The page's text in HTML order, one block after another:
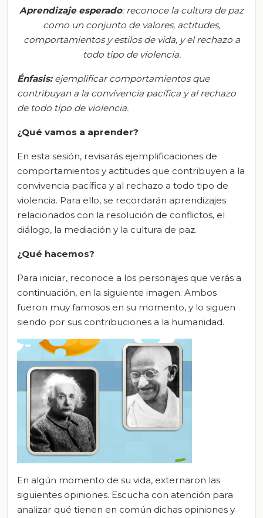
Aprendizaje esperado: reconoce la cultura de paz
como un conjunto de valores, actitudes,
comportamientos y estilos de vida, y el rechazo a
todo tipo de violencia.
Énfasis: ejemplificar comportamientos que
contribuyan a la convivencia pacífica y al rechazo
de todo tipo de violencia.
¿Qué vamos a aprender?
En esta sesión, revisarás ejemplificaciones de
comportamientos y actitudes que contribuyen a la
convivencia pacífica y al rechazo a todo tipo de
violencia. Para ello, se recordarán aprendizajes
relacionados con la resolución de conflictos, el
diálogo, la mediación y la cultura de paz.
¿Qué hacemos?
Para iniciar, reconoce a los personajes que verás a
continuación, en la siguiente imagen. Ambos
fueron muy famosos en su momento, y lo siguen
siendo por sus contribuciones a la humanidad.
En algún momento de su vida, externaron las
siguientes opiniones. Escucha con atención para
analizar qué tienen en común dichas opiniones y